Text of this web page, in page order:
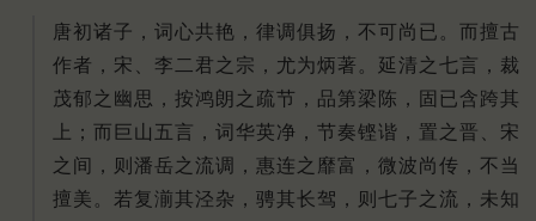
唐初诸子，词心共艳，律调俱扬，不可尚已。而擅古
作者，宋、李二君之宗，尤为炳著。延清之七言，裁
茂郁之幽思，按鸿朗之疏节，品第梁陈，固已含跨其
上；而巨山五言，词华英净，节奏铿谐，置之晋、宋
之间，则潘岳之流调，惠连之靡富，微波尚传，不当
擅美。若复湔其泾杂，骋其长驾，则七子之流，未知